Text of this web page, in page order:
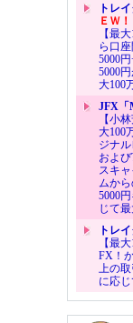
トレ
ＥＷ！
【最
ら口
5000
5000
大100
JFX「
【小
大100
ジナ
およ
スキ
ムか
5000
じて
トレ
【最
FX！
上の
に応